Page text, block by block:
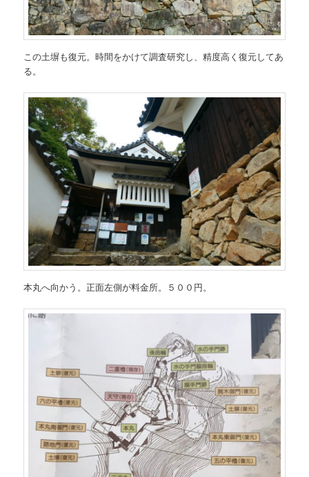
この土塀も復元。時間をかけて調査研究し、精度高く復元してあ
る。
本丸へ向かう。正面左側が料金所。５００円。